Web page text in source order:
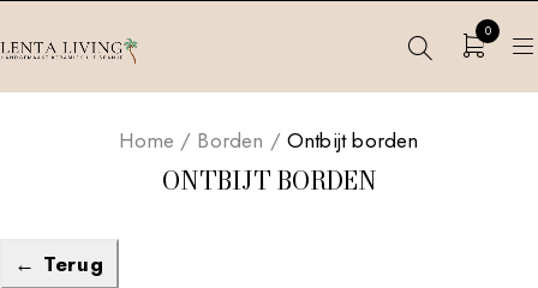
0
ONTBIJT BORDEN
Home / Borden / Ontbijt borden
← Terug